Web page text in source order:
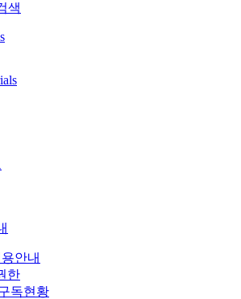
색
안내
한
독현황